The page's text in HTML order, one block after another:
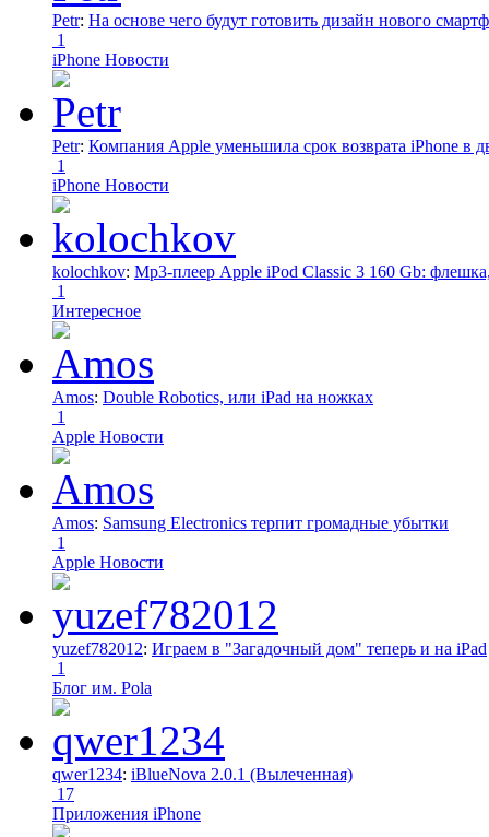
Petr: На основе чего будут готовить дизайн нового
1
iPhone Новости
Petr: Компания Apple уменьшила срок возврата iPhone в
1
iPhone Новости
kolochkov: Mp3-плеер Apple iPod Classic 3 160 Gb:
1
Интересное
Amos: Double Robotics, или iPad на ножках
1
Apple Новости
Amos: Samsung Electronics терпит громадные убытки
1
Apple Новости
yuzef782012: Играем в "Загадочный дом" теперь и на iPad
1
Блог им. Pola
qwer1234: iBlueNova 2.0.1 (Вылеченная)
17
Приложения iPhone